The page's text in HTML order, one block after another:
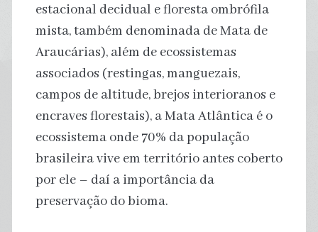
estacional decidual e floresta ombrófila
mista, também denominada de Mata de
Araucárias), além de ecossistemas
associados (restingas, manguezais,
campos de altitude, brejos interioranos e
encraves florestais), a Mata Atlântica é o
ecossistema onde 70% da população
brasileira vive em território antes coberto
por ele – daí a importância da
preservação do bioma.